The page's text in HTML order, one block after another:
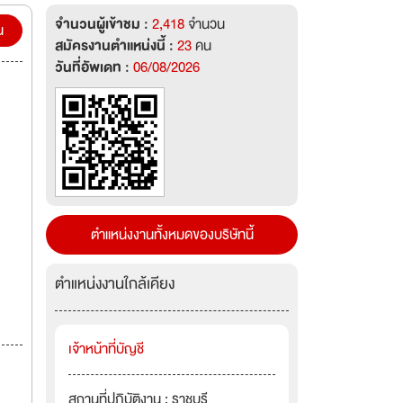
จำนวนผู้เข้าชม :2,418จำนวน
สมัครงานตำแหน่งนี้ :23คน
วันที่อัพเดท :06/08/2026
ตำแหน่งงานทั้งหมดของบริษัทนี้
ตำแหน่งงานใกล้เคียง
เจ้าหน้าที่บัญชี